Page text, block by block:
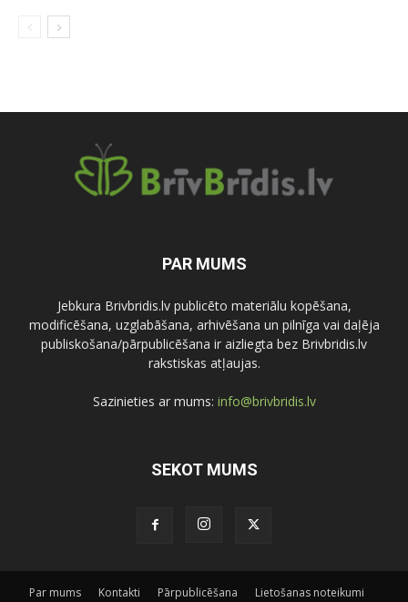
PAR MUMS
Jebkura Brivbridis.lv publicēto materiālu kopēšana,
modificēšana, uzglabāšana, arhivēšana un pilnīga vai daļēja
publiskošana/pārpublicēšana ir aizliegta bez Brivbridis.lv
rakstiskas atļaujas.
Sazinieties ar mums: info@brivbridis.lv
SEKOT MUMS
Par mums Kontakti Pārpublicēšana Lietošanas noteikumi